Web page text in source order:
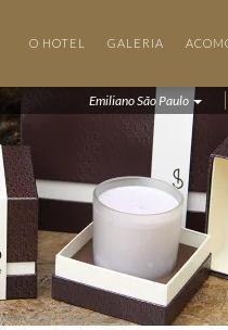
O HOTEL GALERIA
Emiliano São Paulo